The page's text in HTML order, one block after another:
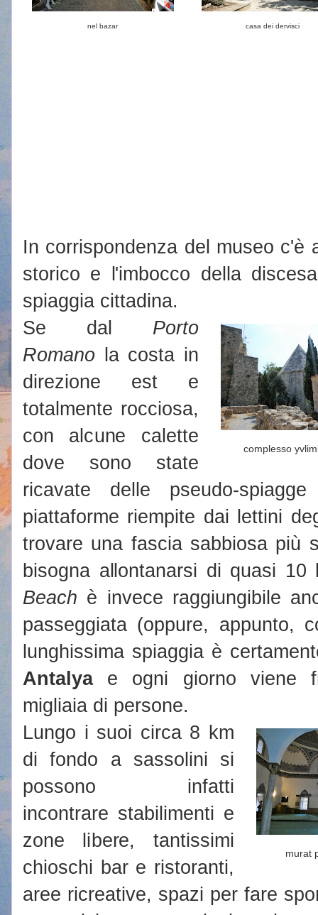
nel bazar casa dei dervisci
In corrispondenza del museo c'è
storico e l'imbocco della
spiaggia cittadina.
complesso
Se dal Porto
Romano la costa in
direzione est e
totalmente rocciosa,
con alcune calette
dove sono state
ricavate delle pseudo-
piattaforme riempite dai lettini
trovare una fascia sabbiosa più
bisogna allontanarsi di quasi
Beach è invece raggiungibile
passeggiata (oppure, appunto,
lunghissima spiaggia è
Antalyae ogni giorno viene
migliaia di persone.
murat
Lungo i suoi circa 8 km
di fondo a sassolini si
possono infatti
incontrare stabilimenti e
zone libere, tantissimi
chioschi bar e ristoranti,
aree ricreative, spazi per fare